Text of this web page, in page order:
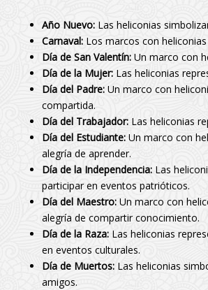
Año Nuevo: Las heliconias
Carnaval: Los marcos con
Día de San Valentín: Un marco con
Día de la Mujer: Las heliconias
Día del Padre: Un marco con
compartida.
Día del Trabajador: Las heliconias
Día del Estudiante: Un marco con
alegría de aprender.
Día de la Independencia: Las
participar en eventos patrióticos.
Día del Maestro: Un marco con
alegría de compartir conocimiento.
Día de la Raza: Las heliconias
en eventos culturales.
Día de Muertos: Las heliconias
amigos.